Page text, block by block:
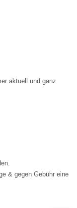
aktuell und ganz
& gegen Gebühr eine